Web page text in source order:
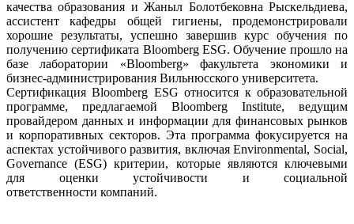
качества образования и Жаныл Болотбековна Рыскельдиева,
ассистент кафедры общей гигиены, продемонстрировали
хорошие результаты, успешно завершив курс обучения по
получению сертификата Bloomberg ESG. Обучение прошло на
базе лаборатории «Bloomberg» факультета экономики и
бизнес-администрирования Вильнюсского университета.
Сертификация Bloomberg ESG относится к образовательной
программе, предлагаемой Bloomberg Institute, ведущим
провайдером данных и информации для финансовых рынков
и корпоративных секторов. Эта программа фокусируется на
аспектах устойчивого развития, включая Environmental, Social,
Governance (ESG) критерии, которые являются ключевыми
для оценки устойчивости и социальной
ответственности компаний.